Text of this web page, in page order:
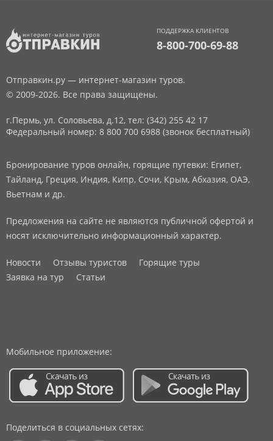
ПОДДЕРЖКА КЛИЕНТОВ
8-800-700-69-88
Отправкин.ру — интернет-магазин туров.
© 2009-2026. Все права защищены.
г.Пермь, ул. Соловьева, д.12, тел: (342) 255 42 17
Федеральный номер: 8 800 700 6988 (звонок бесплатный)
Бронирование туров онлайн, горящие путевки: Египет,
Тайланд, Греция, Индия, Кипр, Сочи, Крым, Абхазия, ОАЭ,
Вьетнам и др.
Предложения на сайте не являются публичной офертой и
носят исключительно информационный характер.
Новости Отзывы туристов
Горящие туры
Заявка на тур
Статьи
Мобильное приложение:
Поделиться в социальных сетях: